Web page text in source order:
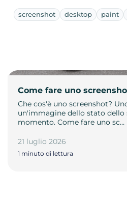
screenshot desktop paint
Come fare uno
Che cos'è uno screenshot?
un'immagine dello stato dello
momento. Come fare uno sc…
21 luglio 2026
1 minuto di lettura